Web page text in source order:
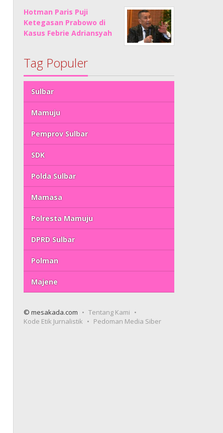
Hotman Paris Puji
Ketegasan Prabowo di
Kasus Febrie Adriansyah
Tag Populer
Sulbar
Mamuju
Pemprov Sulbar
SDK
Polda Sulbar
Mamasa
Polresta Mamuju
DPRD Sulbar
Polman
Majene
© mesakada.com
Tentang Kami
Kode Etik Jurnalistik
Pedoman Media Siber